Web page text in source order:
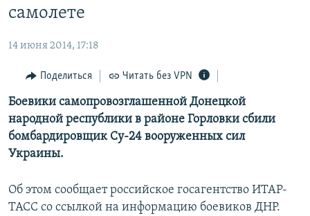
главной
Вернутся
поиску
11 ЛЕТ ОККУПАЦИИ КРЫМА. 11 ИСТОРИЙ СОПРОТИВЛЕНИЯ
ЕЩЕ
ИНТЕРАКТИВ
ИНФОГРАФИКА
ТЕЛЕПРОЕКТ КРЫМ.РЕАЛИИ
СОВЕТЫ ПРАВОЗАЩИТНИКОВ
ПОБЕДИТЕЛЕЙ НЕ СУДЯТ?
РАДІО СВОБОДА
КАК ОБОЙТИ БЛОКИРОВКУ
Українською
Qırımtatar
ПРИСОЕДИНЯЙТЕСЬ!
самолете
14 июня 2014, 17:18
Поделиться Читать без VPN
Боевики самопровозглашенной Донецкой
народной республики в районе Горловки сбили
бомбардировщик Су-24 вооруженных сил
Украины.
Об этом сообщает российское госагентство ИТАР-
ТАСС со ссылкой на информацию боевиков ДНР.